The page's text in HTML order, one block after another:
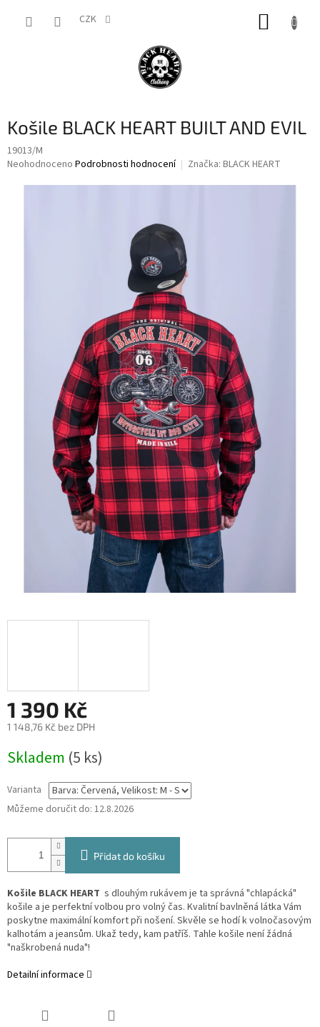
CZK
Košile BLACK HEART BUILT AND EVIL
19013/M
Průměrné
Neohodnoceno Podrobnosti hodnocení Značka: BLACK HEART
1 390 Kč
1 148,76 Kč bez DPH
cena:
Skladem (5 ks)
Varianta
Můžeme doručit do: 12.8.2026
Přidat do košíku
Košile BLACK HEART s dlouhým rukávem je ta správná "chlapácká"
košile a je perfektní volbou pro volný čas. Kvalitní bavlněná látka Vám
poskytne maximální komfort při nošení. Skvěle se hodí k volnočasovým
kalhotám a jeansům. Ukaž tedy, kam patříš. Tahle košile není žádná
"naškrobená nuda"!
Detailní informace